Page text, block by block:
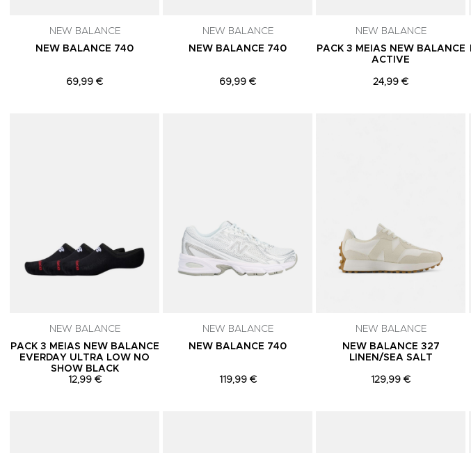
NEW BALANCE
NEW BALANCE 740
69,99 €
NEW BALANCE
NEW BALANCE 740
69,99 €
NEW BALANCE
PACK 3 MEIAS NEW BALANCE
ACTIVE
24,99 €
NEW BALANCE
PACK 3 MEIAS NEW BALANCE
EVERDAY ULTRA LOW NO
SHOW BLACK
12,99 €
NEW BALANCE
NEW BALANCE 740
119,99 €
NEW BALANCE
NEW BALANCE 327
LINEN/SEA SALT
129,99 €